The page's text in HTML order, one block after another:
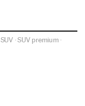
SUV ·SUV premium ·